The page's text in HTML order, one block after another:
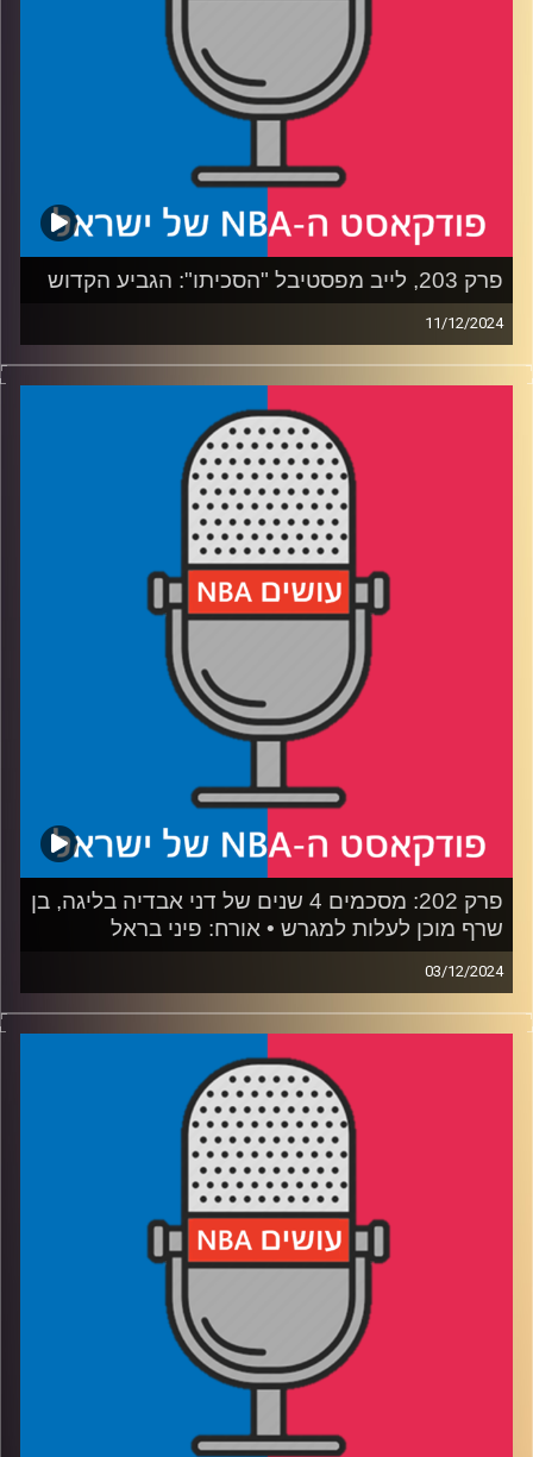
רבע 4: שרודר בווריורס, ומי הבא בתור – באטלר, ואולי בכלל
פרק 203, לייב מפסטיבל "הסכיתו": הגביע הקדוש
11/12/2024
פודקאסט האן.בי.איי עם ערן סורוקה, שרון דוידוביץ', משה
דוידוביץ' ועידן לוצקי, בשיתוף קול האוניברסיטה.
רבע 4: המיקרופון לקהל – ישראלים, חילופי דורות וג'ואל
קרדיט תמונות:עידן לוצקי
פרק 202: מסכמים 4 שנים של דני אבדיה בליגה, בן
שרף מוכן לעלות למגרש • אורח: פיני בראל
03/12/2024
פודקאסט האן.בי.איי עם ערן סורוקה, שרון דוידוביץ', משה
דוידוביץ' ועידן לוצקי, בשיתוף קול האוניברסיטה.
אורח: פיני בראל / ספורט באיכות גבוהה / #מעקבדיה
רבע 1: יומן מסע – מציינים 4 שנים של דני אבדיה בליגה
הטובה בעולם, מה עבר ומה עוד מצפה לו, בן שרף מקבל
החלטות נכונות בדרך לבחירת סיבוב ראשון
רבע 2: רוצות יותר מהמצופה – יוסטון סוגרת על הת'נדר, ממפיס
תופסת תאוצה, וומבי רוצה פלייאוף כבר העונה
קליבלנד שומרת על המקום הראשון
רבע 4: החיים עצמם – איך משחק הפנטזי הפך לחלק כל כך